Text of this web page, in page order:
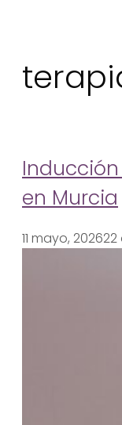
en Murcia
11 mayo, 2026